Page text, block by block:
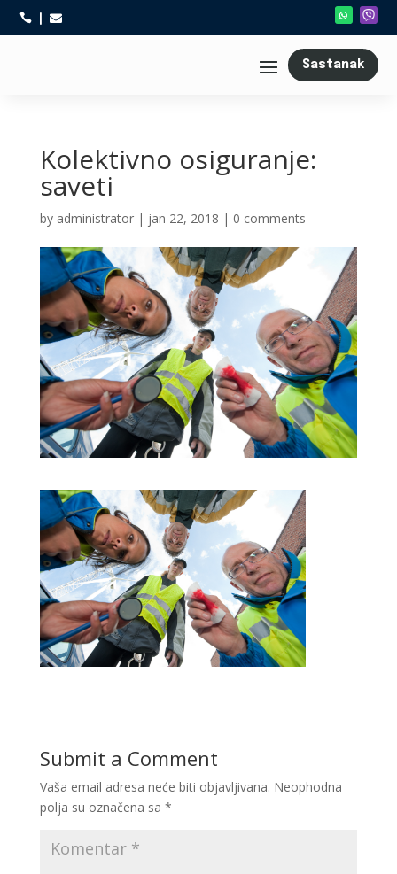
 
Sastanak
Kolektivno osiguranje:
saveti
by administrator| jan 22, 2018 | 0 comments
Submit a Comment
Vaša email adresa neće biti objavljivana. Neophodna
polja su označena sa *